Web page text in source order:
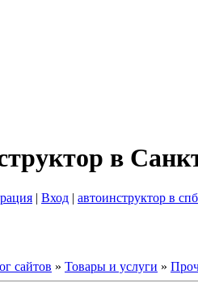
в
| Вход | автоинструктор в спб
сайтов » Товары и услуги »